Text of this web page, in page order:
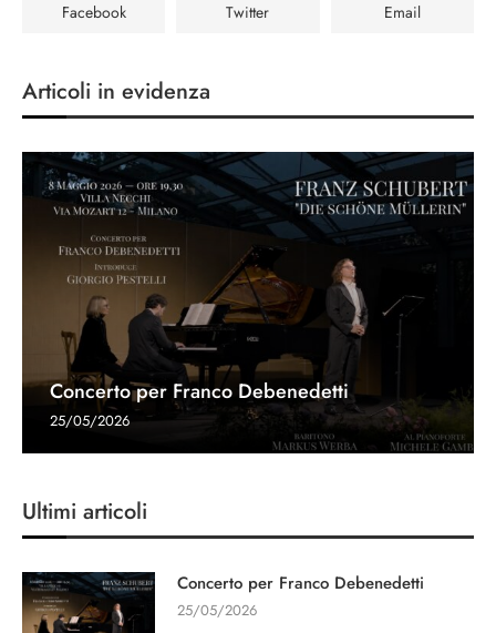
Facebook Twitter Email
Articoli in evidenza
Concerto per Franco Debenedetti
25/05/2026
Ultimi articoli
Concerto per Franco Debenedetti
25/05/2026